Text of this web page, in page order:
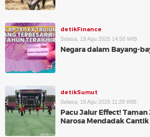
detikFinance
Selasa, 19 Agu 2025 14:50 WIB
Negara dalam Bayang-
detikSumut
Selasa, 19 Agu 2025 11:28 WIB
Pacu Jalur Effect!
Narosa Mendadak